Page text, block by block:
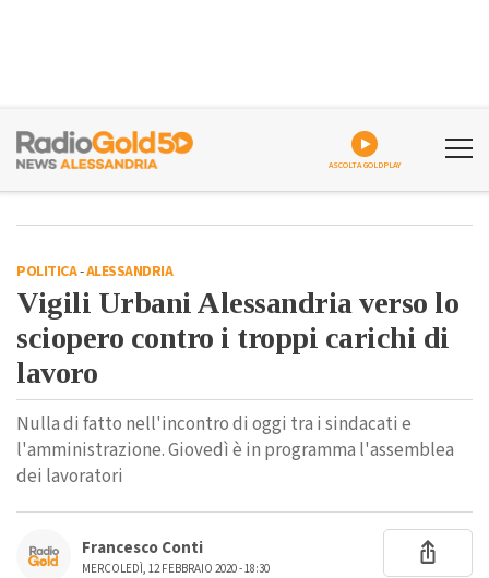
ASCOLTA GOLDPLAY
POLITICA-ALESSANDRIA
Vigili Urbani Alessandria verso lo
sciopero contro i troppi carichi di
lavoro
Nulla di fatto nell'incontro di oggi tra i sindacati e
l'amministrazione. Giovedì è in programma l'assemblea
dei lavoratori
Francesco Conti
MERCOLEDÌ, 12 FEBBRAIO 2020 - 18:30